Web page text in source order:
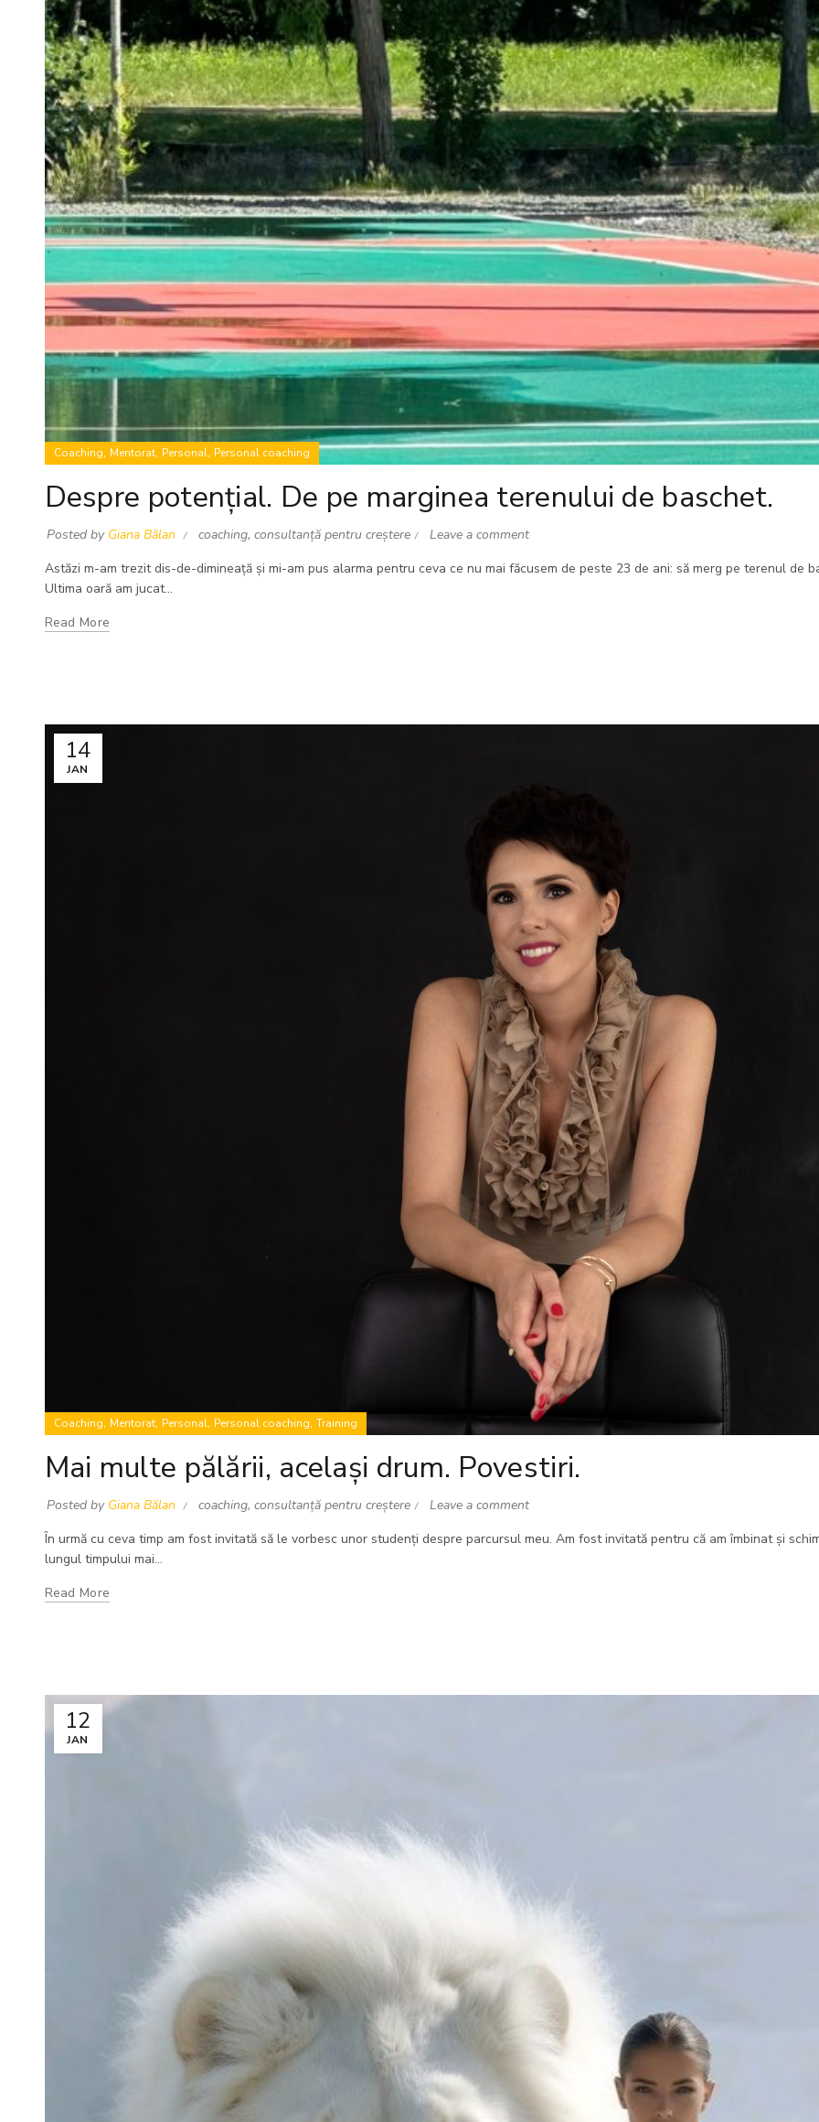
Coaching, Mentorat, Personal, Personal coaching
Despre potențial. De pe marginea terenului de baschet.
Posted by Giana Bălan coaching, consultanță pentru creștere
Leave a comment
Astăzi m-am trezit dis-de-dimineață și mi-am pus alarma pentru ceva ce nu mai făcusem de peste 23 de ani: să merg pe terenul de
Ultima oară am jucat...
Read More
14
JAN
Coaching, Mentorat, Personal, Personal coaching, Training
Mai multe pălării, același drum. Povestiri.
Posted by Giana Bălan coaching, consultanță pentru creștere
Leave a comment
În urmă cu ceva timp am fost invitată să le vorbesc unor studenți despre parcursul meu. Am fost invitată pentru că am îmbinat și
lungul timpului mai...
Read More
12
JAN